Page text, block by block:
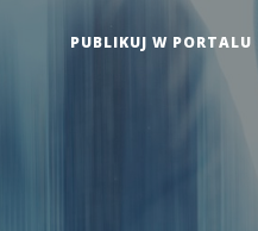
PUBLIKUJ W PORTALU